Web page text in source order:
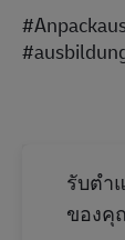
รับตำ
ของคุ